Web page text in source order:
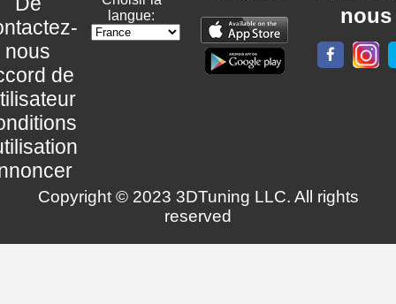
nous
de
langue:
nous
Copyright © 2023 3DTuning LLC. All rights
reserved